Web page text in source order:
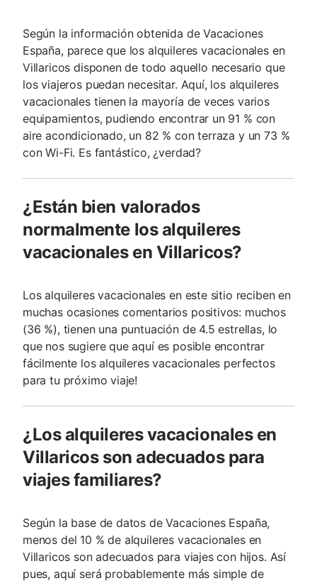
Según la información obtenida de Vacaciones
España, parece que los alquileres vacacionales en
Villaricos disponen de todo aquello necesario que
los viajeros puedan necesitar. Aquí, los alquileres
vacacionales tienen la mayoría de veces varios
equipamientos, pudiendo encontrar un 91 % con
aire acondicionado, un 82 % con terraza y un 73 %
con Wi-Fi. Es fantástico, ¿verdad?
¿Están bien valorados
normalmente los alquileres
vacacionales en Villaricos?
Los alquileres vacacionales en este sitio reciben en
muchas ocasiones comentarios positivos: muchos
(36 %), tienen una puntuación de 4.5 estrellas, lo
que nos sugiere que aquí es posible encontrar
fácilmente los alquileres vacacionales perfectos
para tu próximo viaje!
¿Los alquileres vacacionales en
Villaricos son adecuados para
viajes familiares?
Según la base de datos de Vacaciones España,
menos del 10 % de alquileres vacacionales en
Villaricos son adecuados para viajes con hijos. Así
pues, aquí será probablemente más simple de